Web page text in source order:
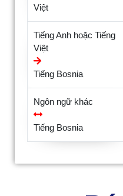
Việt
Tiếng Anh hoặc Tiếng
Việt
Tiếng Bosnia
Ngôn ngữ khác
Tiếng Bosnia